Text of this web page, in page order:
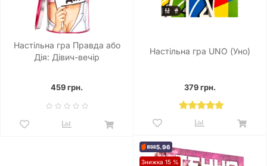
Настільна гра Правда або
Дія: Дівич-вечір
459 грн.
Настільна гра UNO (Уно)
379 грн.
5.96
Знижка 15 %